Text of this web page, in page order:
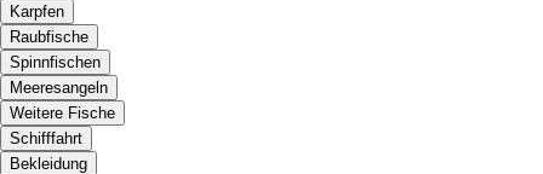
Karpfen
Raubfische
Spinnfischen
Meeresangeln
Weitere Fische
Schifffahrt
Bekleidung